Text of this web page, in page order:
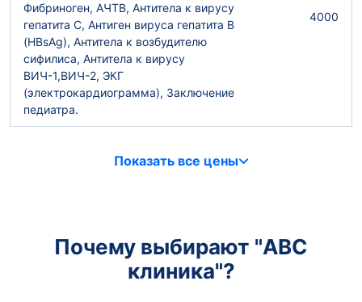
Фибриноген, АЧТВ, Антитела к вирусу
гепатита С, Антиген вируса гепатита В
(HBsAg), Антитела к возбудителю
сифилиса, Антитела к вирусу
ВИЧ-1,ВИЧ-2, ЭКГ
(электрокардиограмма), Заключение
педиатра.
4000
Показать все цены
Почему выбирают "ABC
клиника"?